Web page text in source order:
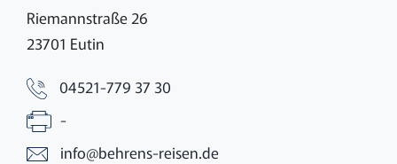
Riemannstraße 26
23701 Eutin
04521-779 37 30
-
info@behrens-reisen.de